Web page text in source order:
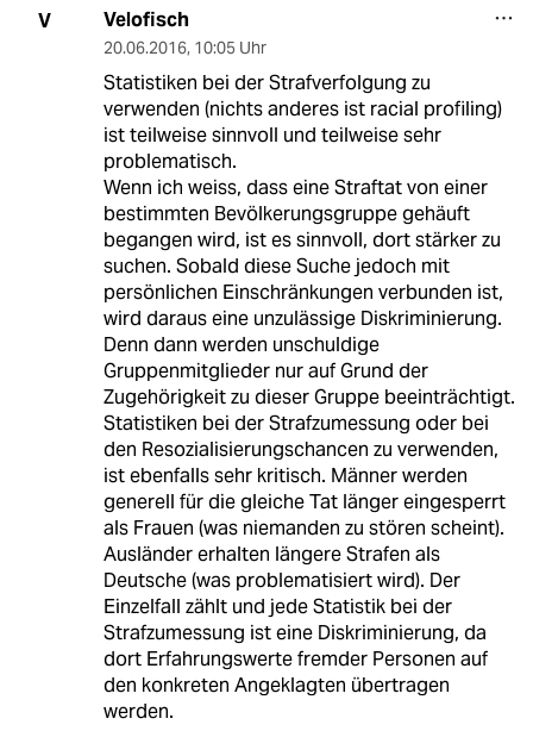
V Velofisch
20.06.2016, 10:05 Uhr
Statistiken bei der Strafverfolgung zu
verwenden (nichts anderes ist racial profiling)
ist teilweise sinnvoll und teilweise sehr
problematisch.
Wenn ich weiss, dass eine Straftat von einer
bestimmten Bevölkerungsgruppe gehäuft
begangen wird, ist es sinnvoll, dort stärker zu
suchen. Sobald diese Suche jedoch mit
persönlichen Einschränkungen verbunden ist,
wird daraus eine unzulässige Diskriminierung.
Denn dann werden unschuldige
Gruppenmitglieder nur auf Grund der
Zugehörigkeit zu dieser Gruppe beeinträchtigt.
Statistiken bei der Strafzumessung oder bei
den Resozialisierungschancen zu verwenden,
ist ebenfalls sehr kritisch. Männer werden
generell für die gleiche Tat länger eingesperrt
als Frauen (was niemanden zu stören scheint).
Ausländer erhalten längere Strafen als
Deutsche (was problematisiert wird). Der
Einzelfall zählt und jede Statistik bei der
Strafzumessung ist eine Diskriminierung, da
dort Erfahrungswerte fremder Personen auf
den konkreten Angeklagten übertragen
werden.